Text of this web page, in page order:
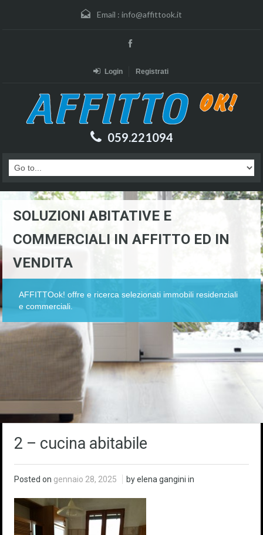
Email : info@affittook.it
Login Registrati
059.221094
SOLUZIONI ABITATIVE E
COMMERCIALI IN AFFITTO ED IN
VENDITA
AFFITTOok! offre e ricerca selezionati immobili residenziali
e commerciali.
2 – cucina abitabile
Posted on gennaio 28, 2025 by elena gangini in